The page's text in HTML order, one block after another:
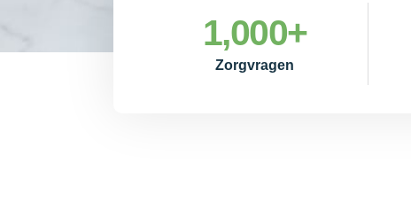
Zorgvragen
1,000+